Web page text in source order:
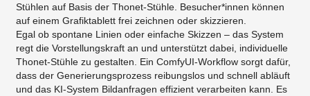
Stühlen auf Basis der Thonet-Stühle. Besucher*innen können
auf einem Grafiktablett frei zeichnen oder skizzieren.
Egal ob spontane Linien oder einfache Skizzen – das System
regt die Vorstellungskraft an und unterstützt dabei, individuelle
Thonet-Stühle zu gestalten. Ein ComfyUI-Workflow sorgt dafür,
dass der Generierungsprozess reibungslos und schnell abläuft
und das KI-System Bildanfragen effizient verarbeiten kann. Es